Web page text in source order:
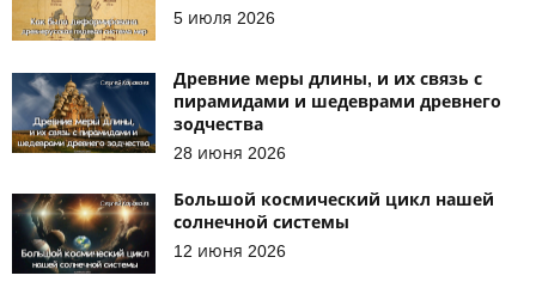
5 июля 2026
Древние меры длины, и их связь с
пирамидами и шедеврами древнего
зодчества
28 июня 2026
Большой космический цикл нашей
солнечной системы
12 июня 2026